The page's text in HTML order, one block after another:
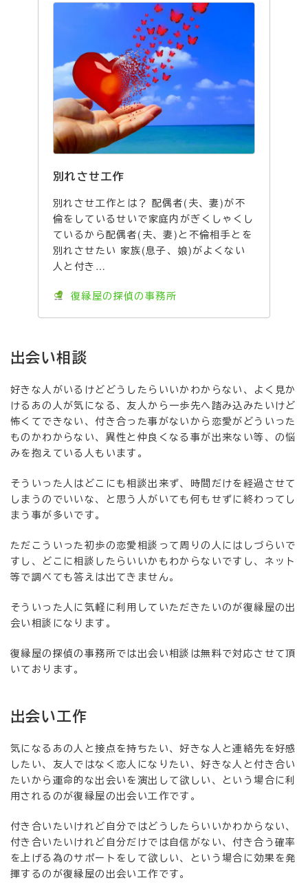
別れさせ工作
別れさせ工作とは？ 配偶者(夫、妻)が不
倫をしているせいで家庭内がぎくしゃくし
ているから配偶者(夫、妻)と不倫相手とを
別れさせたい 家族(息子、娘)がよくない
人と付き…
復縁屋の探偵の事務所
出会い相談
好きな人がいるけどどうしたらいいかわからない、よく見か
けるあの人が気になる、友人から一歩先へ踏み込みたいけど
怖くてできない、付き合った事がないから恋愛がどういった
ものかわからない、異性と仲良くなる事が出来ない等、の悩
みを抱えている人もいます。
そういった人はどこにも相談出来ず、時間だけを経過させて
しまうのでいいな、と思う人がいても何もせずに終わってし
まう事が多いです。
ただこういった初歩の恋愛相談って周りの人にはしづらいで
すし、どこに相談したらいいかもわからないですし、ネット
等で調べても答えは出てきません。
そういった人に気軽に利用していただきたいのが復縁屋の出
会い相談になります。
復縁屋の探偵の事務所では出会い相談は無料で対応させて頂
いております。
出会い工作
気になるあの人と接点を持ちたい、好きな人と連絡先を好感
したい、友人ではなく恋人になりたい、好きな人と付き合い
たいから運命的な出会いを演出して欲しい、という場合に利
用されるのが復縁屋の出会い工作です。
付き合いたいけれど自分ではどうしたらいいかわからない、
付き合いたいけれど自分だけでは自信がない、付き合う確率
を上げる為のサポートをして欲しい、という場合に効果を発
揮するのが復縁屋の出会い工作です。